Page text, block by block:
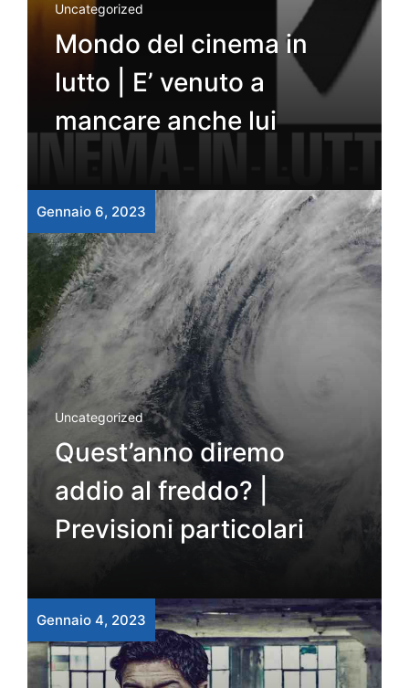
Uncategorized
Mondo del cinema in
lutto | E’ venuto a
mancare anche lui
Gennaio 6, 2023
Uncategorized
Quest’anno diremo
addio al freddo? |
Previsioni particolari
Gennaio 4, 2023